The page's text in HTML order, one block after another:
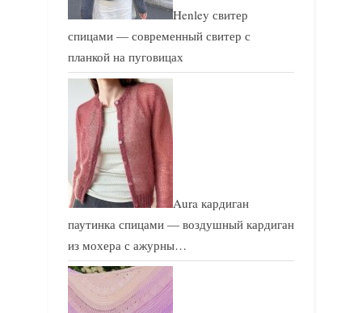
Henley свитер
спицами — современный свитер с
планкой на пуговицах
Aura кардиган
паутинка спицами — воздушный кардиган
из мохера с ажурны…